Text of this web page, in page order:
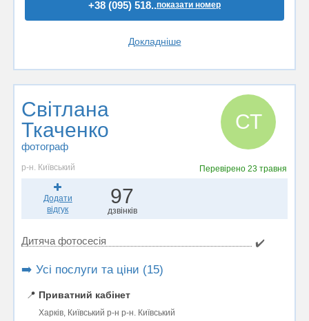
+38 (095) 518..показати номер
Докладніше
Світлана
Ткаченко
фотограф
СТ
р-н. Київський Перевірено23 травня
Додати
відгук
97
дзвінків
Дитяча фотосесія ✔️
➡️ Усі послуги та ціни (15)
📍 Приватний кабінет
Харків, Київський р-н р-н. Київський